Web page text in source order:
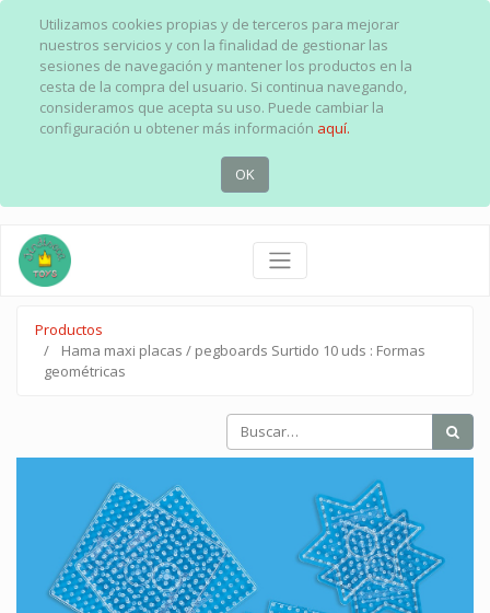
Utilizamos cookies propias y de terceros para mejorar
nuestros servicios y con la finalidad de gestionar las
sesiones de navegación y mantener los productos en la
cesta de la compra del usuario. Si continua navegando,
consideramos que acepta su uso. Puede cambiar la
configuración u obtener más información aquí.
OK
Productos
Hama maxi placas / pegboards Surtido 10 uds : Formas
geométricas